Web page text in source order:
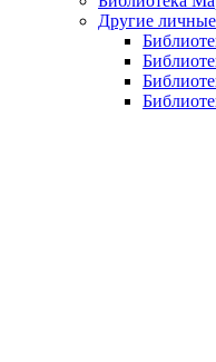
Другие